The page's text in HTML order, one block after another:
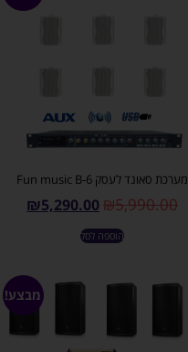
מערכת סאונד לעסק Fun music B-6
₪5,990.00
₪5,290.00
הוספה לסל
מבצע!